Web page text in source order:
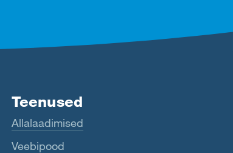
Teenused
Allalaadimised
Veebipood